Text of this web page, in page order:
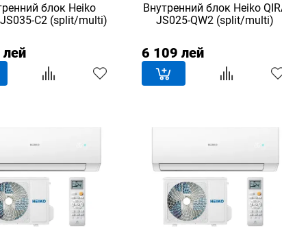
блок Heiko
JS035-C2 (split/multi)
Внутренний блок Heiko
JS025-QW2 (split/multi)
6 109 лей